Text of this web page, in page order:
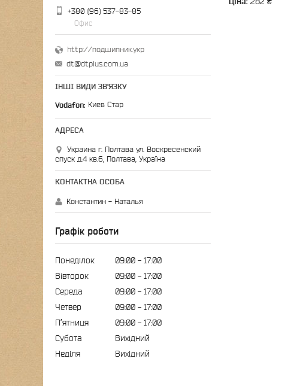
+380 (96) 537-83-85
Офис
http://подшипник.укр
dt@dtplus.com.ua
ІНШІ ВИДИ ЗВ'ЯЗКУ
Vodafon Киев Стар
Украина г. Полтава ул. Воскресенский
спуск д.4 кв.6, Полтава, Україна
Константин - Наталья
Графік роботи
Понеділок 09:00
17:00
Вівторок
09:00
17:00
Середа
09:00
17:00
Четвер
09:00
17:00
Пʼятниця
09:00
17:00
Субота
Вихідний
Неділя
Вихідний